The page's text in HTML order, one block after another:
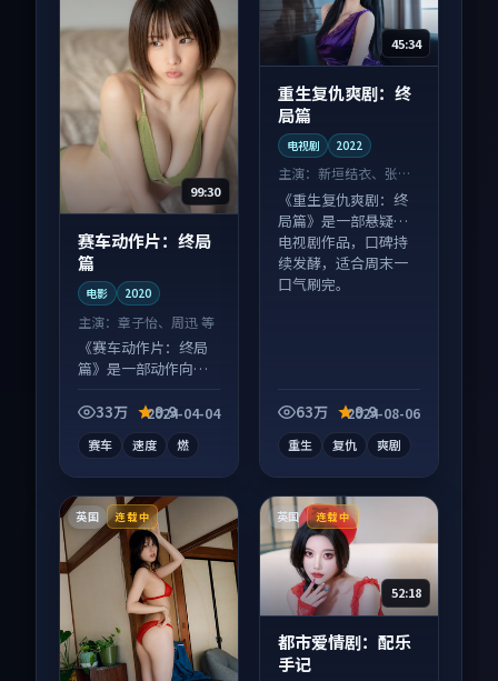
99:30
赛车动作片：终局
篇
电影 2020
主演： 章子怡、周迅 等
《赛车动作片：终局
篇》是一部动作向电
全，观感爽快不拖
33万 9.9
2024-04-04
赛车 速度 燃
45:34
重生复仇爽剧：终
局篇
电视剧 2022
主演：新垣结衣、张子
枫 等
《重生复仇爽剧：终
局篇》是一部悬疑向
电视剧作品，口碑持
续发酵，适合周末一
口气刷完。
63万 9.9
2024-08-06
重生 复仇 爽剧
英国 连载中 英国 连载中
52:18
都市爱情剧：配乐
手记